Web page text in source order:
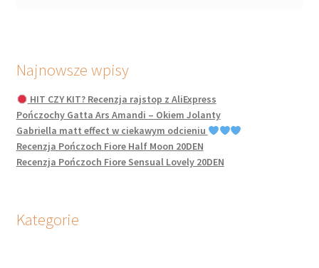
Najnowsze wpisy
HIT CZY KIT? Recenzja rajstop z AliExpress
Pończochy Gatta Ars Amandi – Okiem Jolanty
Gabriella matt effect w ciekawym odcieniu
Recenzja Pończoch Fiore Half Moon 20DEN
Recenzja Pończoch Fiore Sensual Lovely 20DEN
Kategorie